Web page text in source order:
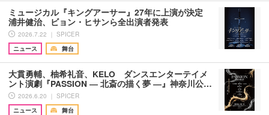
ミュージカル『キングアーサー』27年に上演が決定
浦井健治、ビョン・ヒサンら全出演者発表
2026.7.22 ｜ SPICER
ニュース
舞台
大貫勇輔、柚希礼音、KELO ダンスエンターテイメ
ント演劇『PASSION ― 北斎の描く夢 ―』神奈川公…
2026.6.20 ｜ SPICER
ニュース
舞台